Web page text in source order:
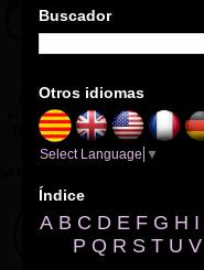
Buscador
Otros idiomas
Select Language ▼
Índice
A B C D E F G H I
P Q R S T U V